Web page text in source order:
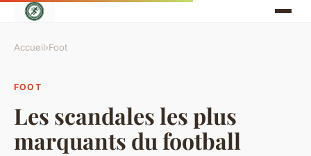
Accueil›Foot
FOOT
Les scandales les plus
marquants du football